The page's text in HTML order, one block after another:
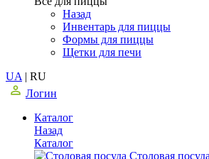
Назад
Инвентарь для пиццы
Формы для пиццы
Щетки для печи
UA | RU
Логин
Каталог
Назад
Каталог
Столовая посуда